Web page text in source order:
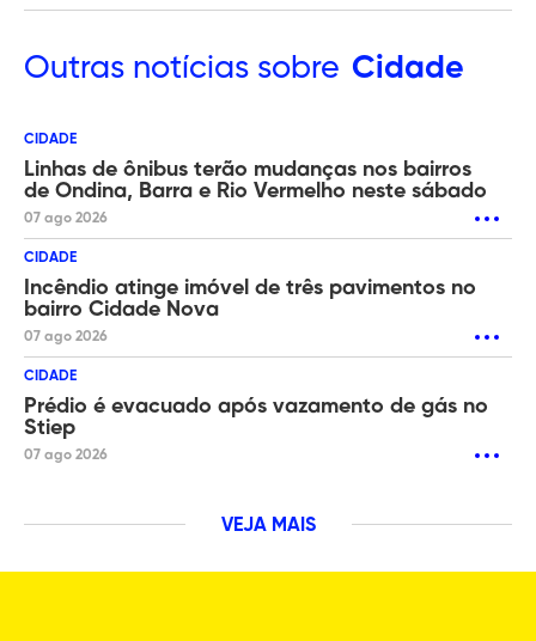
Outras notícias sobre Cidade
CIDADE
Linhas de ônibus terão mudanças nos bairros
de Ondina, Barra e Rio Vermelho neste sábado
07 ago 2026
CIDADE
Incêndio atinge imóvel de três pavimentos no
bairro Cidade Nova
07 ago 2026
CIDADE
Prédio é evacuado após vazamento de gás no
Stiep
07 ago 2026
VEJA MAIS